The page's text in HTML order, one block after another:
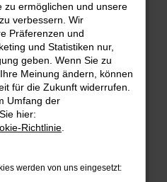
ERROR
aufgetreten.
dir helfen können:
und deine
zum Beispiel deine
zu ermöglichen und unsere
verbessern. Wir
Präferenzen und
und Statistiken nur,
geben. Wenn Sie zu
Meinung ändern, können
für die Zukunft widerrufen.
Umfang der
hier:
Richtlinie
werden von uns eingesetzt: